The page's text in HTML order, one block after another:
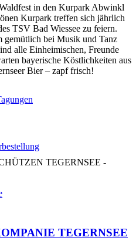
in den Kurpark Abwinkl
Kurpark treffen sich jährlich
TSV Bad Wiessee zu feiern.
gemütlich bei Musik und Tanz
alle Einheimischen, Freunde
bayerische Köstlichkeiten aus
Bier – zapf frisch!
TEGERNSEE -
TEGERNSEE